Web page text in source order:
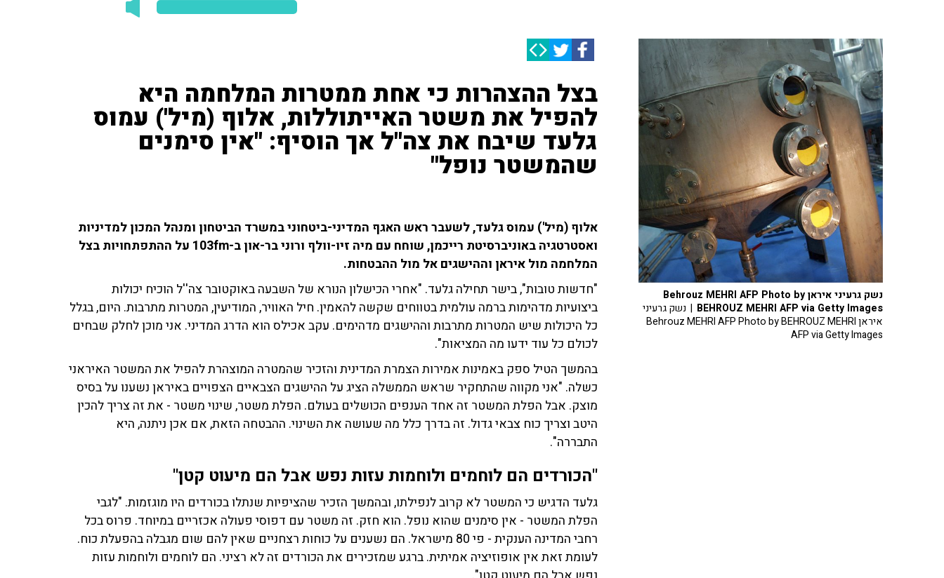
בצל ההצהרות כי אחת ממטרות המלחמה היא
להפיל את משטר האייתוללות, אלוף (מיל') עמוס
גלעד שיבח את צה"ל אך הוסיף: "אין סימנים
שהמשטר נופל"
אלוף (מיל') עמוס גלעד, לשעבר ראש האגף המדיני-ביטחוני במשרד הביטחון ומנהל המכון למדיניות
ואסטרטגיה באוניברסיטת רייכמן, שוחח עם מיה זיו-וולף ורוני בר-און ב-103fm על ההתפתחויות בצל
המלחמה מול איראן וההישגים אל מול ההבטחות.
"חדשות טובות", בישר תחילה גלעד. "אחרי הכישלון הנורא של השבעה באוקטובר צה''ל הוכיח יכולות
ביצועיות מדהימות ברמה עולמית בטווחים שקשה להאמין. חיל האוויר, המודיעין, המטרות מתרבות. היום, בגלל
כל היכולות שיש המטרות מתרבות וההישגים מדהימים. עקב אכילס הוא הדרג המדיני. אני מוכן לחלק שבחים
לכולם כל עוד ידעו מה המציאות".
בהמשך הטיל ספק באמינות אמירות הצמרת המדינית והזכיר שהמטרה המוצהרת להפיל את המשטר האיראני
כשלה. "אני מקווה שהתחקיר שראש הממשלה הציג על ההישגים הצבאיים הצפויים באיראן נשענו על בסיס
מוצק. אבל הפלת המשטר זה אחד הענפים הכושלים בעולם. הפלת משטר, שינוי משטר - את זה צריך להכין
היטב וצריך כוח צבאי גדול. זה בדרך כלל מה שעושה את השינוי. ההבטחה הזאת, אם אכן ניתנה, היא
התבררה".
"הכורדים הם לוחמים ולוחמות עזות נפש אבל הם מיעוט קטן"
גלעד הדגיש כי המשטר לא קרוב לנפילתו, ובהמשך הזכיר שהציפיות שנתלו בכורדים היו מוגזמות. "לגבי
הפלת המשטר - אין סימנים שהוא נופל. הוא חזק. זה משטר עם דפוסי פעולה אכזריים במיוחד. פרוס בכל
רחבי המדינה הענקית - פי 80 מישראל. הם נשענים על כוחות רצחניים שאין להם שום מגבלה בהפעלת כוח.
לעומת זאת אין אופוזיציה אמיתית. ברגע שמזכירים את הכורדים זה לא רציני. הם לוחמים ולוחמות עזות
נשק גרעיני איראן Behrouz MEHRI AFP Photo by
BEHROUZ MEHRI AFP via Getty Images | נשק גרעיני
איראן Behrouz MEHRI AFP Photo by BEHROUZ MEHRI
AFP via Getty Images